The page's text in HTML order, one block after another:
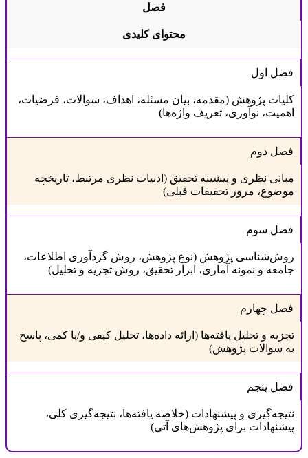
فصل
محتوای کلیدی
فصل اول
کلیات پژوهش (مقدمه، بیان مسئله، اهداف، سوالات، فرضیات،
اهمیت، نوآوری، تعریف واژه‌ها)
فصل دوم
مبانی نظری و پیشینه تحقیق (ادبیات نظری مرتبط، تاریخچه
موضوع، مرور تحقیقات قبلی)
فصل سوم
روش‌شناسی پژوهش (نوع پژوهش، روش گردآوری اطلاعات،
جامعه و نمونه آماری، ابزار تحقیق، روش تجزیه و تحلیل)
فصل چهارم
تجزیه و تحلیل یافته‌ها (ارائه داده‌ها، تحلیل کیفی و/یا کمی، پاسخ
به سوالات پژوهش)
فصل پنجم
نتیجه‌گیری و پیشنهادات (خلاصه یافته‌ها، نتیجه‌گیری کلی،
پیشنهادات برای پژوهش‌های آتی)